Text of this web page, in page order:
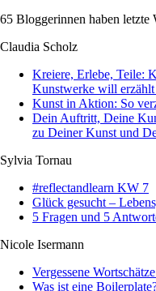
65 Bloggerinnen haben letzte
Claudia Scholz
Kreiere, Erlebe, Teile:
Kunstwerke will
Kunst in Aktion: So
Dein Auftritt, Deine
zu Deiner Kunst und
Sylvia Tornau
#reflectandlearn KW 7
Glück gesucht –
5 Fragen und 5
Nicole Isermann
Vergessene
Was ist eine